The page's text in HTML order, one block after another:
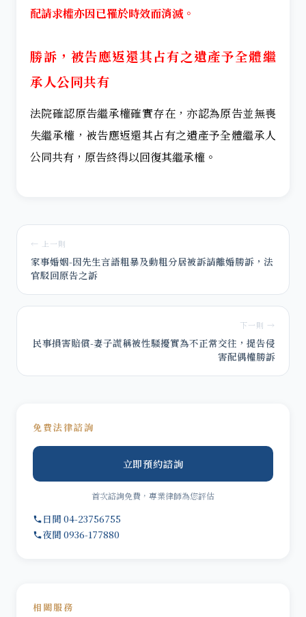
配請求權亦因已罹於時效而消滅。
勝訴，被告應返還其占有之遺產予全體繼
承人公同共有
法院確認原告繼承權確實存在，亦認為原告並無喪
失繼承權，被告應返還其占有之遺產予全體繼承人
公同共有，原告終得以回復其繼承權。
← 上一則
家事婚姻-因先生言語粗暴及動粗分居被訴請離婚勝訴，法
官駁回原告之訴
下一則 →
民事損害賠償-妻子謊稱被性騷擾實為不正常交往，提告侵
害配偶權勝訴
免費法律諮詢
立即預約諮詢
首次諮詢免費，專業律師為您評估
日間 04-23756755
夜間 0936-177880
相關服務